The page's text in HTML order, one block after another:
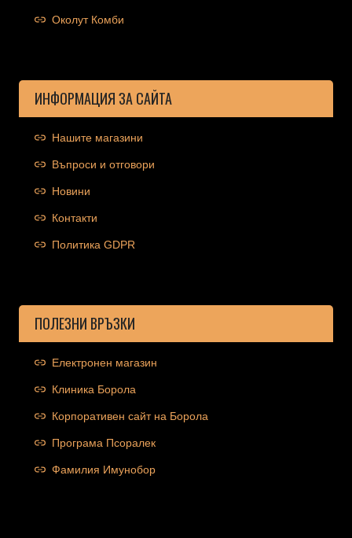
Околут Комби
ИНФОРМАЦИЯ ЗА САЙТА
Нашите магазини
Въпроси и отговори
Новини
Контакти
Политика GDPR
ПОЛЕЗНИ ВРЪЗКИ
Електронен магазин
Клиника Борола
Корпоративен сайт на Борола
Програма Псоралек
Фамилия Имунобор